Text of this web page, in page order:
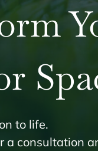
to life.
a consultation